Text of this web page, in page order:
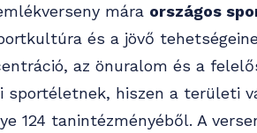
mára országos
és a jövő
az önuralom és a
sportéletnek, hiszen a területi
124 tanintézményéből. A